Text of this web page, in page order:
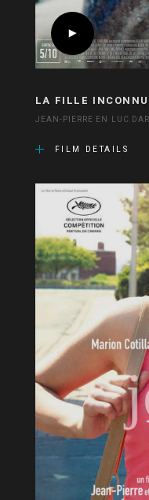
LA FILLE
JEAN-PIERRE EN LUC
FILM DETAILS